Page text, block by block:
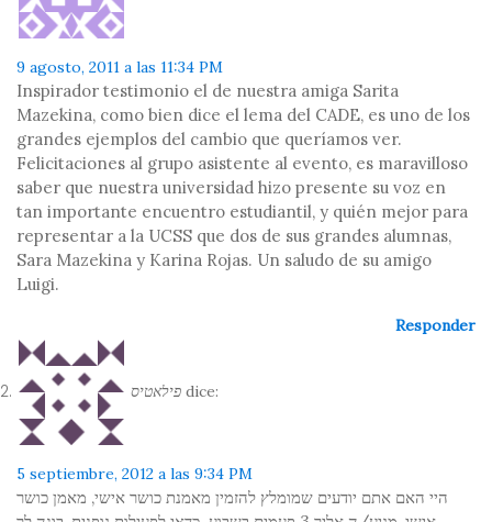
9 agosto, 2011 a las 11:34 PM
Inspirador testimonio el de nuestra amiga Sarita
Mazekina, como bien dice el lema del CADE, es uno de los
grandes ejemplos del cambio que queríamos ver.
Felicitaciones al grupo asistente al evento, es maravilloso
saber que nuestra universidad hizo presente su voz en
tan importante encuentro estudiantil, y quién mejor para
representar a la UCSS que dos de sus grandes alumnas,
Sara Mazekina y Karina Rojas. Un saludo de su amigo
Luigi.
Responder
פילאטיס dice:
5 septiembre, 2012 a las 9:34 PM
היי האם אתם יודעים שמומלץ להזמין מאמנת כושר אישי, מאמן כושר